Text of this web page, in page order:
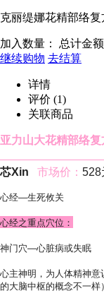
克丽缇娜花精部络
加入数量： 总计金额
继续购物 去结算
详情
评价 (1)
关联商品
亚力山大花精部络
芯Xin 市场价：
心经—生死攸关
心经之重点穴位：
神门穴—心脏病或失眠
心主神明，为人体精神
的大脑中枢的概念不一